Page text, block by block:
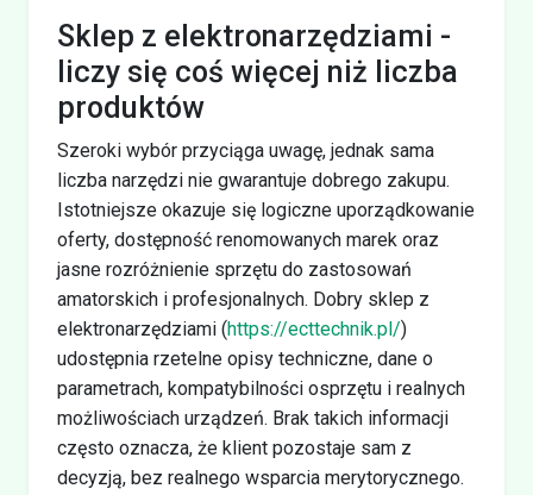
Sklep z elektronarzędziami -
liczy się coś więcej niż liczba
produktów
Szeroki wybór przyciąga uwagę, jednak sama
liczba narzędzi nie gwarantuje dobrego zakupu.
Istotniejsze okazuje się logiczne uporządkowanie
oferty, dostępność renomowanych marek oraz
jasne rozróżnienie sprzętu do zastosowań
amatorskich i profesjonalnych. Dobry sklep z
elektronarzędziami (https://ecttechnik.pl/)
udostępnia rzetelne opisy techniczne, dane o
parametrach, kompatybilności osprzętu i realnych
możliwościach urządzeń. Brak takich informacji
często oznacza, że klient pozostaje sam z
decyzją, bez realnego wsparcia merytorycznego.